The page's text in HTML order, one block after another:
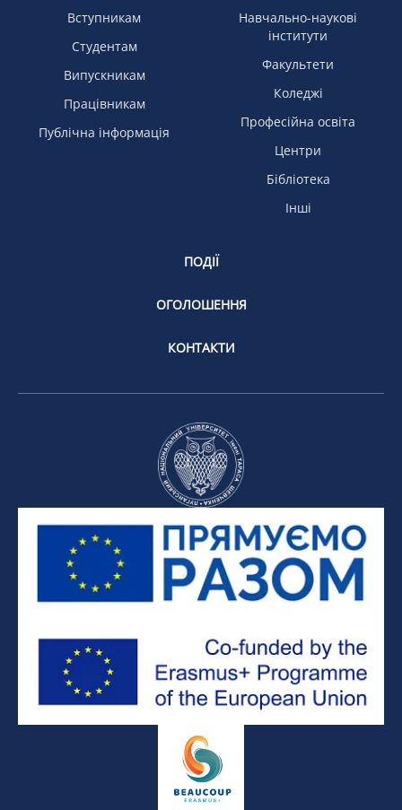
Вступникам
Студентам
Випускникам
Працівникам
Публічна інформація
Навчально-наукові
інститути
Факультети
Коледжі
Професійна освіта
Центри
Бібліотека
Інші
ПОДІЇ
ОГОЛОШЕННЯ
КОНТАКТИ